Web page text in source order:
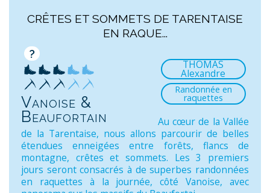
CRÊTES ET SOMMETS DE TARENTAISE
EN RAQUE...
?
Vanoise &
Beaufortain
THOMAS
Alexandre
Randonnée en
raquettes
Au cœur de la Vallée
de la Tarentaise, nous allons parcourir de belles
étendues enneigées entre forêts, flancs de
montagne, crêtes et sommets. Les 3 premiers
jours seront consacrés à de superbes randonnées
en raquettes à la journée, côté Vanoise, avec